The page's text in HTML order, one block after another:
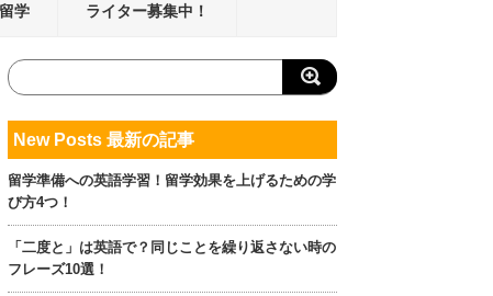
学 ライター募集中！
New Posts 最新の記事
留学準備への英語学習！留学効果を上げるための学
び方4つ！
「二度と」は英語で？同じことを繰り返さない時の
フレーズ10選！